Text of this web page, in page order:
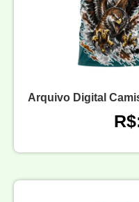
Arquivo Digital